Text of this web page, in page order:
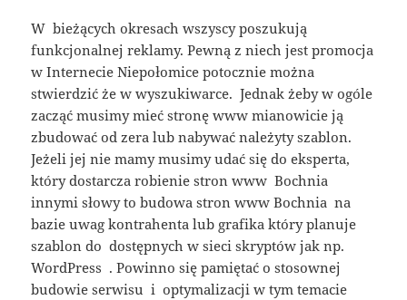
W bieżących okresach wszyscy poszukują
funkcjonalnej reklamy. Pewną z niech jest promocja
w Internecie Niepołomice potocznie można
stwierdzić że w wyszukiwarce. Jednak żeby w ogóle
zacząć musimy mieć stronę www mianowicie ją
zbudować od zera lub nabywać należyty szablon.
Jeżeli jej nie mamy musimy udać się do eksperta,
który dostarcza robienie stron www Bochnia
innymi słowy to budowa stron www Bochnia na
bazie uwag kontrahenta lub grafika który planuje
szablon do dostępnych w sieci skryptów jak np.
WordPress . Powinno się pamiętać o stosownej
budowie serwisu i optymalizacji w tym temacie